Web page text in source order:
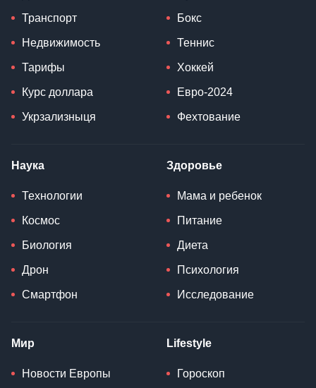
Транспорт
Недвижимость
Тарифы
Курс доллара
Укрзализныця
Бокс
Теннис
Хоккей
Евро-2024
Фехтование
Наука
Технологии
Космос
Биология
Дрон
Смартфон
Здоровье
Мама и ребенок
Питание
Диета
Психология
Исследование
Мир
Новости Европы
Lifestyle
Гороскоп